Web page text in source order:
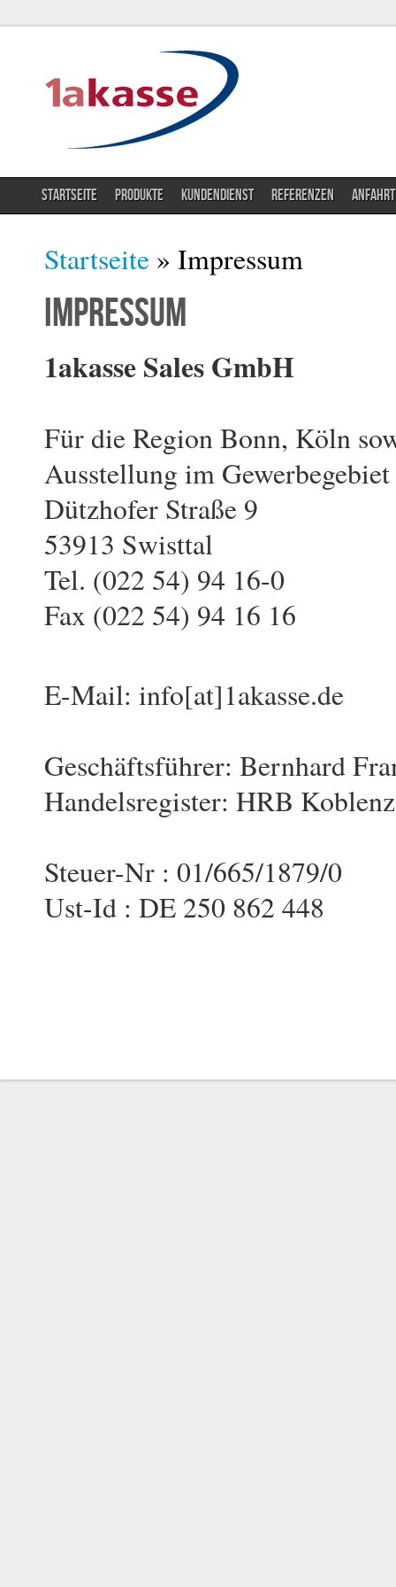
STARTSEITE PRODUKTE KUNDENDIENST REFERENZEN ANFAHRT
Sie sind hier
Startseite » Impressum
Impressum
1akasse Sales GmbH
Für die Region Bonn, Köln
Ausstellung im
Dützhofer Straße 9
53913 Swisttal
Tel. (022 54) 94 16-0
Fax (022 54) 94 16 16
E-Mail: info[at]1akasse.de
Geschäftsführer: Bernhard
Handelsregister: HRB
Steuer-Nr : 01/665/1879/0
Ust-Id : DE 250 862 448